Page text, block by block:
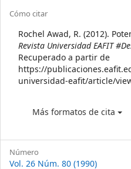
Article
Details
Cómo citar
Rochel Awad, R. (2012).
Revista Universidad EAFIT
Recuperado a partir de
https://
universidad-eafit/article/
Más formatos de cita
Número
Vol. 26 Núm. 80 (1990)